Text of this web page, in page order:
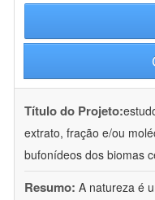
Título do Projeto:
extrato, fração e/ou
bufonídeos dos biomas
Resumo: A natureza é